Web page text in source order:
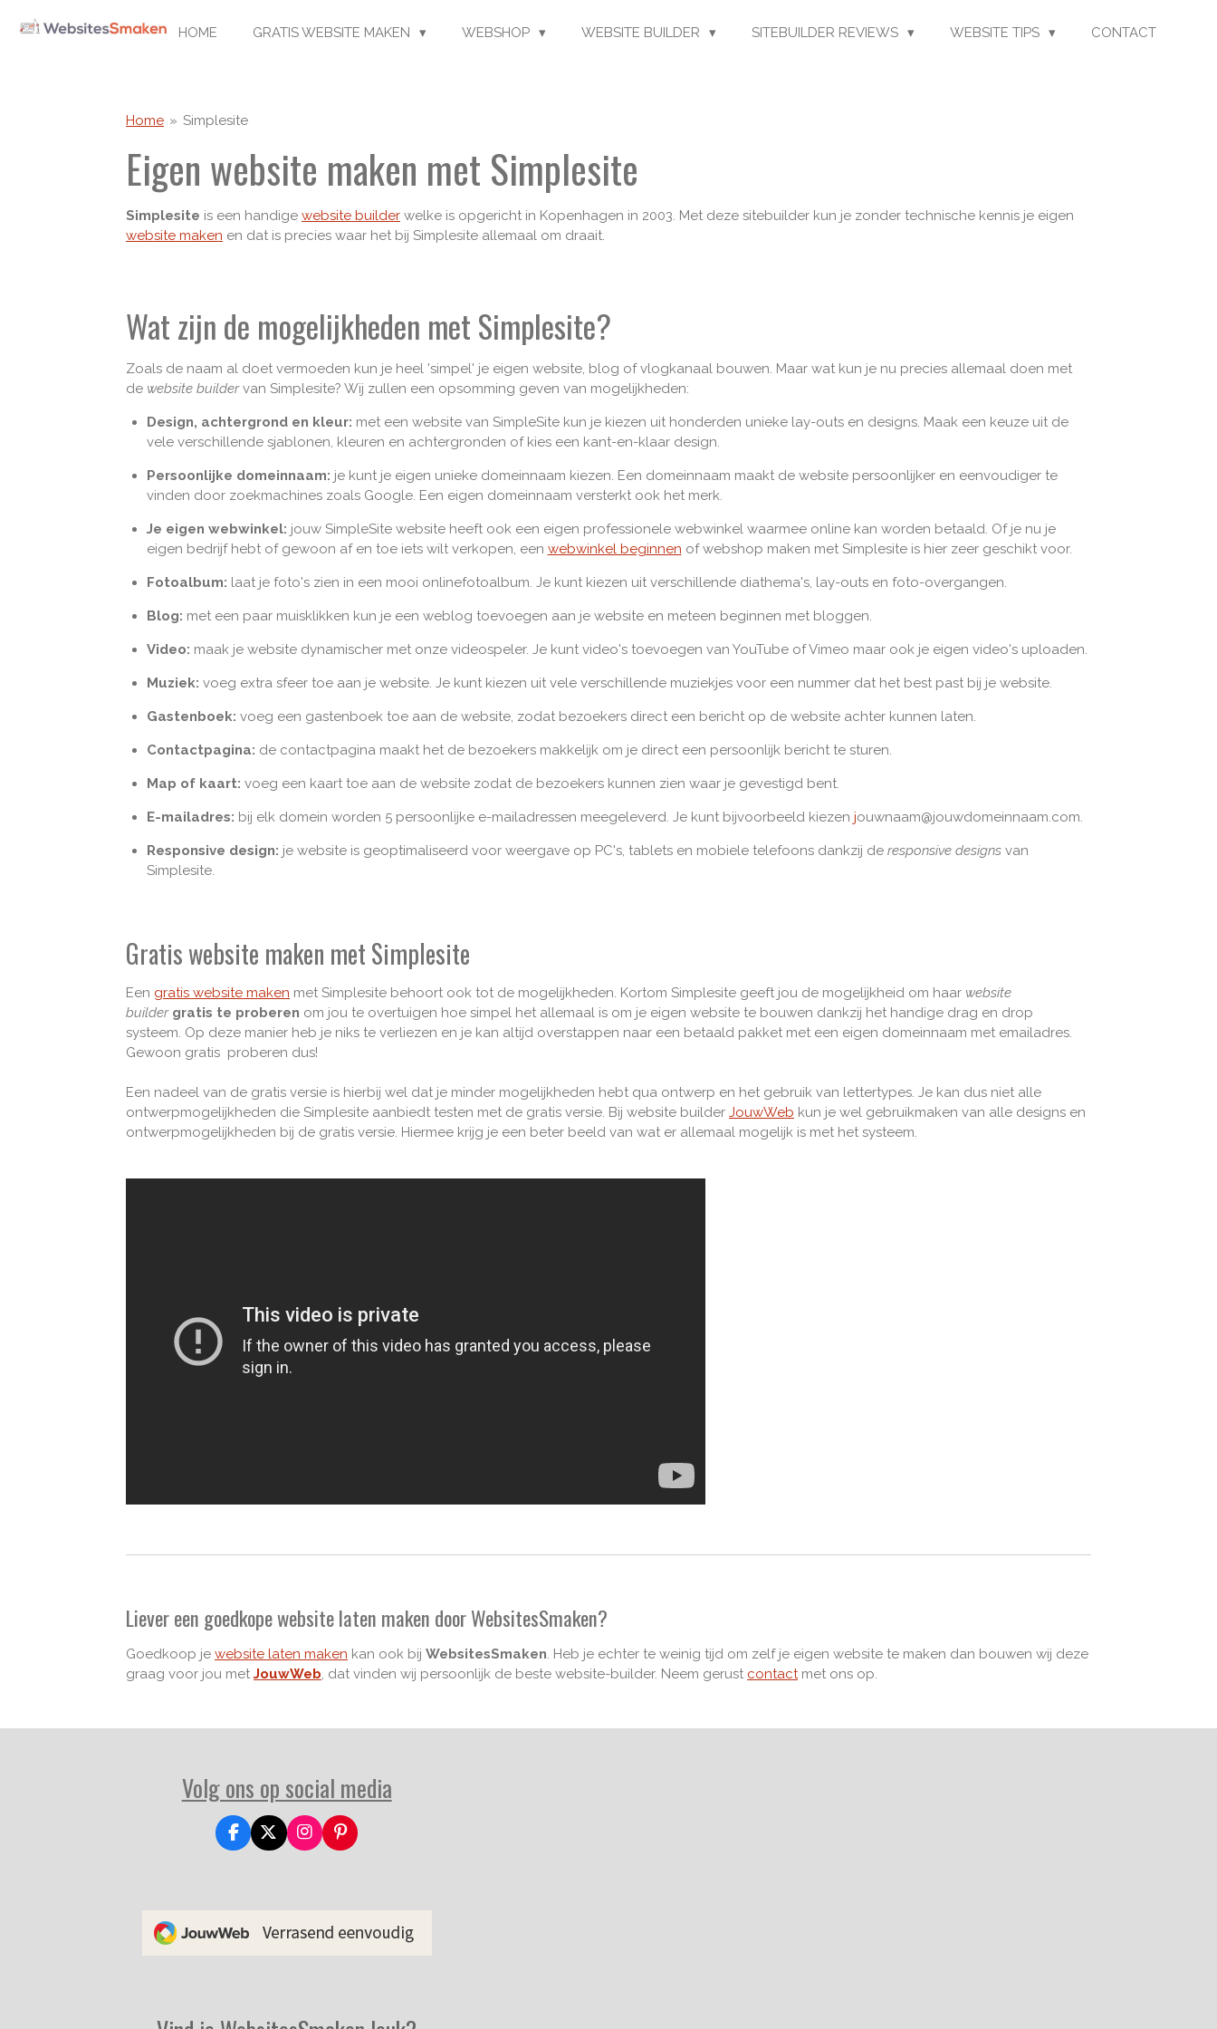
direct
HOME GRATIS WEBSITE MAKEN WEBSHOP WEBSITE BUILDER SITEBUILDER REVIEWS WEBSITE TIPS CONTACT
Home » Simplesite
Eigen website maken met Simplesite
Simplesite is een handige website builder welke is opgericht in Kopenhagen in 2003. Met deze sitebuilder kun je zonder technische kennis je eigen
website maken en dat is precies waar het bij Simplesite allemaal om draait.
Wat zijn de mogelijkheden met Simplesite?
Zoals de naam al doet vermoeden kun je heel 'simpel' je eigen website, blog of vlogkanaal bouwen. Maar wat kun je nu precies allemaal doen met
de website buildervan Simplesite? Wij zullen een opsomming geven van mogelijkheden:
Design, achtergrond en kleur: met een website van SimpleSite kun je kiezen uit honderden unieke lay-outs en designs. Maak een keuze uit de
vele verschillende sjablonen, kleuren en achtergronden of kies een kant-en-klaar design.
Persoonlijke domeinnaam: je kunt je eigen unieke domeinnaam kiezen. Een domeinnaam maakt de website persoonlijker en eenvoudiger te
vinden door zoekmachines zoals Google. Een eigen domeinnaam versterkt ook het merk.
Je eigen webwinkel: jouw SimpleSite website heeft ook een eigen professionele webwinkel waarmee online kan worden betaald. Of je nu je
eigen bedrijf hebt of gewoon af en toe iets wilt verkopen, een webwinkel beginnen of webshop maken met Simplesite is hier zeer geschikt voor.
Fotoalbum: laat je foto's zien in een mooi onlinefotoalbum. Je kunt kiezen uit verschillende diathema's, lay-outs en foto-overgangen.
Blog: met een paar muisklikken kun je een weblog toevoegen aan je website en meteen beginnen met bloggen.
Video: maak je website dynamischer met onze videospeler. Je kunt video's toevoegen van YouTube of Vimeo maar ook je eigen video's uploaden.
Muziek: voeg extra sfeer toe aan je website. Je kunt kiezen uit vele verschillende muziekjes voor een nummer dat het best past bij je website.
Gastenboek: voeg een gastenboek toe aan de website, zodat bezoekers direct een bericht op de website achter kunnen laten.
Contactpagina: de contactpagina maakt het de bezoekers makkelijk om je direct een persoonlijk bericht te sturen.
Map of kaart: voeg een kaart toe aan de website zodat de bezoekers kunnen zien waar je gevestigd bent.
E-mailadres: bij elk domein worden 5 persoonlijke e-mailadressen meegeleverd. Je kunt bijvoorbeeld kiezen jouwnaam@jouwdomeinnaam.com.
Responsive design: je website is geoptimaliseerd voor weergave op PC's, tablets en mobiele telefoons dankzij de responsive designsvan
Simplesite.
Gratis website maken met Simplesite
Een gratis website maken met Simplesite behoort ook tot de mogelijkheden. Kortom Simplesite geeft jou de mogelijkheid om haar website
builder gratis te proberen om jou te overtuigen hoe simpel het allemaal is om je eigen website te bouwen dankzij het handige drag en drop
systeem. Op deze manier heb je niks te verliezen en je kan altijd overstappen naar een betaald pakket met een eigen domeinnaam met emailadres.
Gewoon gratis proberen dus!
Een nadeel van de gratis versie is hierbij wel dat je minder mogelijkheden hebt qua ontwerp en het gebruik van lettertypes. Je kan dus niet alle
ontwerpmogelijkheden die Simplesite aanbiedt testen met de gratis versie. Bij website builder JouwWeb kun je wel gebruikmaken van alle designs en
ontwerpmogelijkheden bij de gratis versie. Hiermee krijg je een beter beeld van wat er allemaal mogelijk is met het systeem.
Liever een goedkope website laten maken door WebsitesSmaken?
Goedkoop je website laten maken kan ook bij WebsitesSmaken. Heb je echter te weinig tijd om zelf je eigen website te maken dan bouwen wij deze
graag voor jou met JouwWeb, dat vinden wij persoonlijk de beste website-builder. Neem gerust contactmet ons op.
Volg ons op social media
F
a
o
X
I
n
r
P
i
e